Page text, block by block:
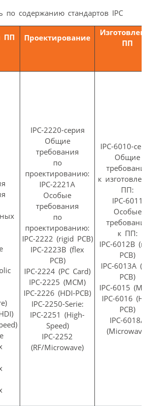
по содержанию стандартов IPC
ПП Проектирование
ПП
IPC-2220-серия
Общие
требования
по
проектированию:
IPC-2221A
Особые
требования
по
проектированию:
IPC-2222 (rigid PCB)
IPC-2223B (flex
PCB)
IPC-2224 (PC Card)
IPC-2225 (MCM)
IPC-2226 (HDI-PCB)
IPC-2250-Serie:
IPC-2251 (High-
Speed)
IPC-2252
(RF/Microwave)
IPC-6010-
Общие
требования
к
ПП:
IPC-6011
Особые
требования
к ПП:
IPC-6012B
PCB)
IPC-6013A
PCB)
IPC-6015
IPC-6016
PCB)
IPC-6018A
(Microwave)